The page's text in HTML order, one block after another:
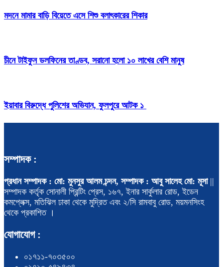
মদনে মামার বাড়ি বিয়েতে এসে শিশু বলাৎকারের শিকার
চীনে টাইফুন ডলফিনের তাণ্ডব, সরানো হলো ১০ লাখের বেশি মানুষ
ইয়াবার বিরুদ্ধে পুলিশের অভিযান, ফুলপুরে আটক ১
সম্পাদক :
প্রধান সম্পাদক : মো: মুনসুর আলম চন্দন, সম্পাদক : আবু সালেহ মো: মূসা||
সম্পাদক কর্তৃক সোনালী প্রিন্টিং প্রেস, ১৬৭, ইনার সার্কুলার রোড, ইডেন
কমপ্লেক্স, মতিঝিল ঢাকা থেকে মুদ্রিত এবং ২/সি রামবাবু রোড, ময়মনসিংহ
থেকে প্রকাশিত ।
যোগাযোগ :
০১৭১১-৭০৩৫০০